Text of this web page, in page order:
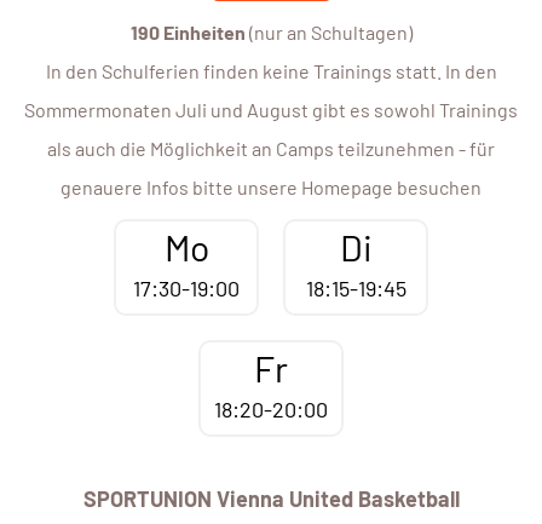
190 Einheiten (nur an Schultagen)
In den Schulferien finden keine Trainings statt. In den
Sommermonaten Juli und August gibt es sowohl Trainings
als auch die Möglichkeit an Camps teilzunehmen - für
genauere Infos bitte unsere Homepage besuchen
Mo
17:30-19:00
Di
18:15-19:45
Fr
18:20-20:00
SPORTUNION Vienna United Basketball